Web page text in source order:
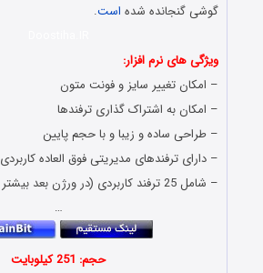
گوشی گنجانده شده است.
ویژگی های نرم افزار:
– امکان تغییر سایز و فونت متون
– امکان به اشتراک گذاری ترفندها
– طراحی ساده و زیبا و با حجم پایین
– دارای ترفندهای مدیریتی فوق العاده کاربردی
– شامل 25 ترفند کاربردی (در ورژن بعد بیشتر
…
حجم: 251 کیلوبایت